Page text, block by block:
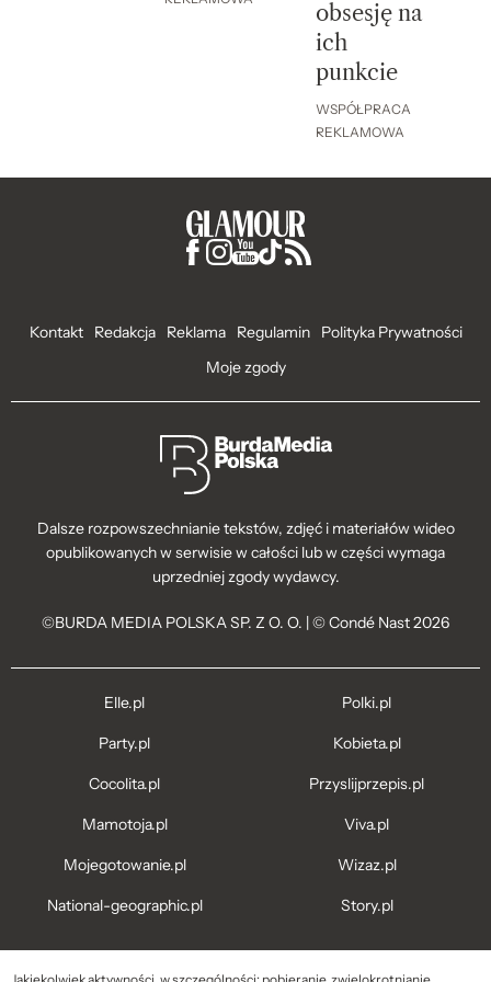
obsesję na
ich
punkcie
WSPÓŁPRACA
REKLAMOWA
Kontakt Redakcja Reklama Regulamin
Polityka Prywatności
Moje zgody
Dalsze rozpowszechnianie tekstów, zdjęć i materiałów wideo
opublikowanych w serwisie w całości lub w części wymaga
uprzedniej zgody wydawcy.
©BURDA MEDIA POLSKA SP. Z O. O. | © Condé Nast 2026
Elle.pl
Party.pl
Cocolita.pl
Mamotoja.pl
Mojegotowanie.pl
National-geographic.pl
Polki.pl
Kobieta.pl
Przyslijprzepis.pl
Viva.pl
Wizaz.pl
Story.pl